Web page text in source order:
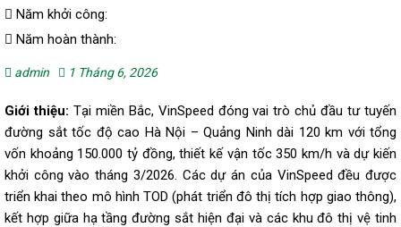
Năm khởi công:
Năm hoàn thành:
admin 1 Tháng 6, 2026
Giới thiệu: Tại miền Bắc, VinSpeed đóng vai trò chủ đầu tư tuyến
đường sắt tốc độ cao Hà Nội – Quảng Ninh dài 120 km với tổng
vốn khoảng 150.000 tỷ đồng, thiết kế vận tốc 350 km/h và dự kiến
khởi công vào tháng 3/2026. Các dự án của VinSpeed đều được
triển khai theo mô hình TOD (phát triển đô thị tích hợp giao thông),
kết hợp giữa hạ tầng đường sắt hiện đại và các khu đô thị vệ tinh